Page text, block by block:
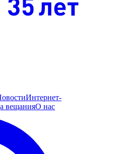
Интернет-
вещанияО нас